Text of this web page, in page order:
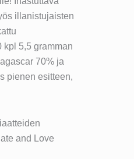
illanistujaisten
5,5 gramman
70% ja
pienen esitteen,
and Love